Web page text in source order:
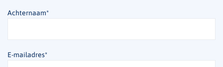
Achternaam*
E-mailadres*